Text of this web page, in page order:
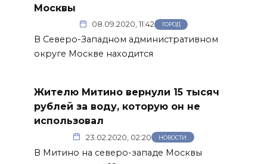
Москвы
08.09.2020, 11:42 ГОРОД
В Северо-Западном административном
округе Москве находится
Жителю Митино вернули 15 тысяч
рублей за воду, которую он не
использовал
23.02.2020, 02:20 НОВОСТИ
В Митино на северо-западе Москвы